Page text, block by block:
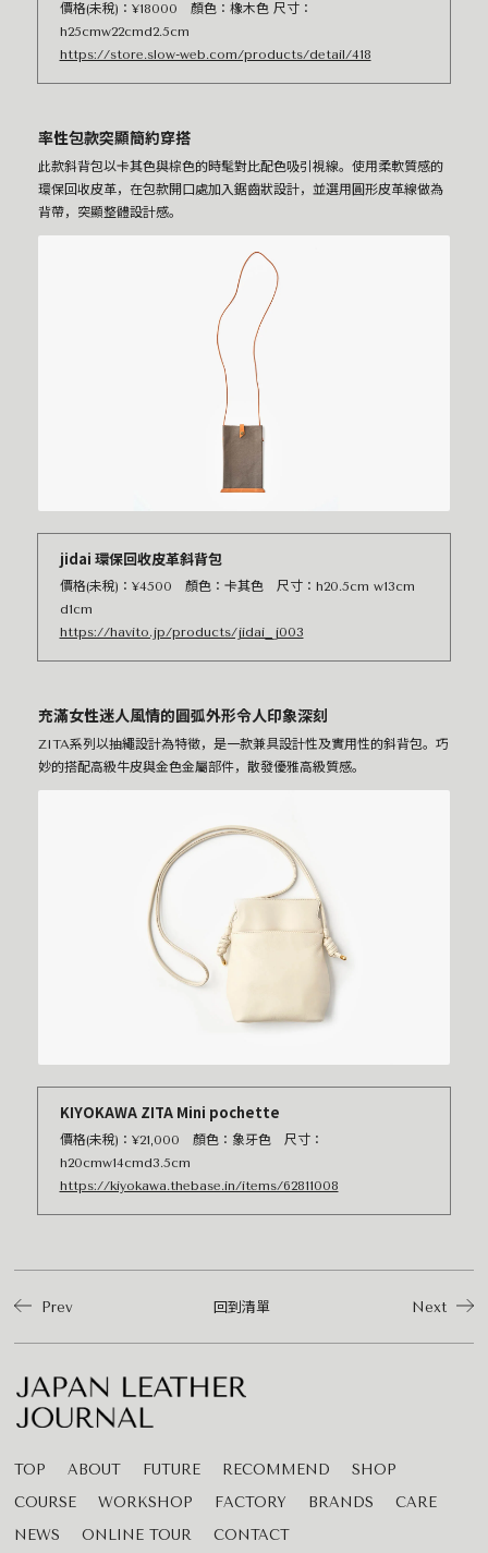
價格(未稅)：¥18000 顏色：橡木色 尺寸：
h25cmw22cmd2.5cm
https://store.slow-web.com/products/detail/418
率性包款突顯簡約穿搭
此款斜背包以卡其色與棕色的時髦對比配色吸引視線。使用柔軟質感的
環保回收皮革，在包款開口處加入鋸齒狀設計，並選用圓形皮革線做為
背帶，突顯整體設計感。
jidai 環保回收皮革斜背包
價格(未稅)：¥4500 顏色：卡其色 尺寸：h20.5cm w13cm
d1cm
https://havito.jp/products/jidai_j003
充滿女性迷人風情的圓弧外形令人印象深刻
ZITA系列以抽繩設計為特徵，是一款兼具設計性及實用性的斜背包。巧
妙的搭配高級牛皮與金色金屬部件，散發優雅高級質感。
KIYOKAWA ZITA Mini pochette
價格(未稅)：¥21,000 顏色：象牙色 尺寸：
h20cmw14cmd3.5cm
https://kiyokawa.thebase.in/items/62811008
Prev 回到清單 Next
TOP ABOUT FUTURE RECOMMEND
SHOP
COURSE
WORKSHOP FACTORY BRANDS
CARE
NEWS
ONLINE TOUR CONTACT